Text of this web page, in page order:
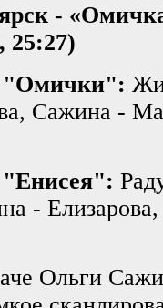
-
25:27)
"Омички":
Сажина -
"Енисея":
-
Ольги